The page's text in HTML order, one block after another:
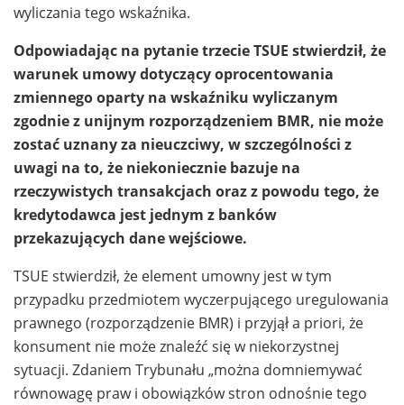
wyliczania tego wskaźnika.
Odpowiadając na pytanie trzecie TSUE stwierdził, że
warunek umowy dotyczący oprocentowania
zmiennego oparty na wskaźniku wyliczanym
zgodnie z unijnym rozporządzeniem BMR, nie może
zostać uznany za nieuczciwy, w szczególności z
uwagi na to, że niekoniecznie bazuje na
rzeczywistych transakcjach oraz z powodu tego, że
kredytodawca jest jednym z banków
przekazujących dane wejściowe.
TSUE stwierdził, że element umowny jest w tym
przypadku przedmiotem wyczerpującego uregulowania
prawnego (rozporządzenie BMR) i przyjął a priori, że
konsument nie może znaleźć się w niekorzystnej
sytuacji. Zdaniem Trybunału „można domniemywać
równowagę praw i obowiązków stron odnośnie tego